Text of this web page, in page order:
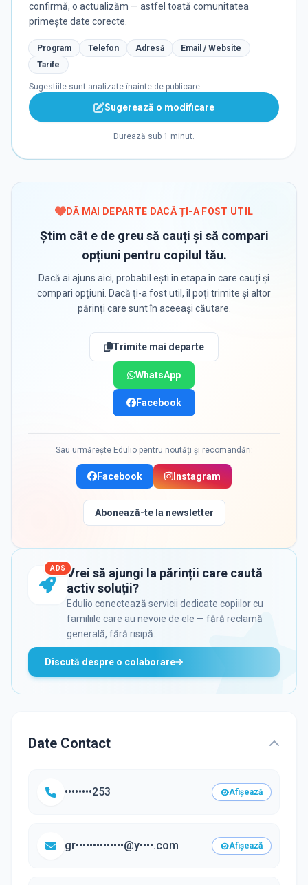
confirmă, o actualizăm — astfel toată comunitatea
primește date corecte.
Program Telefon Adresă
Email / Website
Tarife
Sugestiile sunt analizate înainte de publicare.
Sugerează o modificare
Durează sub 1 minut.
DĂ MAI DEPARTE DACĂ ȚI-A FOST UTIL
Știm cât e de greu să cauți și să compari
opțiuni pentru copilul tău.
Dacă ai ajuns aici, probabil ești în etapa în care cauți și
compari opțiuni. Dacă ți-a fost util, îl poți trimite și altor
părinți care sunt în aceeași căutare.
Trimite mai departe
WhatsApp
Facebook
Sau urmărește Edulio pentru noutăți și recomandări:
Facebook Instagram
Abonează-te la newsletter
ADS Vrei să ajungi la părinții care caută
activ soluții?
Edulio conectează servicii dedicate copiilor cu
familiile care au nevoie de ele — fără reclamă
generală, fără risipă.
Discută despre o colaborare
Date Contact
••••••••253 Afișează
gr••••••••••••••@y••••.com Afișează